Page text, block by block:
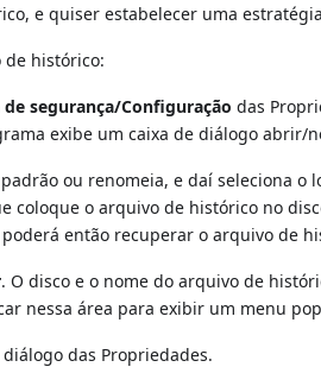
e quiser estabelecer uma
de histórico:
de segurança/Configuração das
exibe um caixa de diálogo abrir/
ou renomeia, e daí seleciona o
coloque o arquivo de histórico no
então recuperar o arquivo de
. O disco e o nome do arquivo de
nessa área para exibir um menu
das Propriedades.